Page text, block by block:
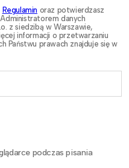
Regulamin oraz potwierdzasz
danych
z siedzibą w Warszawie,
informacji o przetwarzaniu
Państwu prawach znajduje się w
podczas pisania